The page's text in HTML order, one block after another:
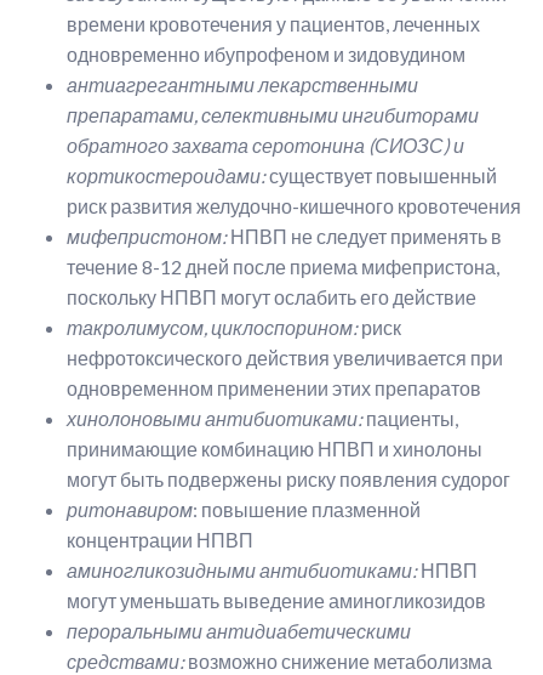
времени кровотечения у пациентов, леченных
одновременно ибупрофеном и зидовудином
антиагрегантными лекарственными
препаратами, селективными ингибиторами
обратного захвата серотонина (СИОЗС) и
кортикостероидами:существует повышенный
риск развития желудочно-кишечного кровотечения
мифепристоном:НПВП не следует применять в
течение 8-12 дней после приема мифепристона,
поскольку НПВП могут ослабить его действие
такролимусом, циклоспорином:риск
нефротоксического действия увеличивается при
одновременном применении этих препаратов
хинолоновыми антибиотиками:пациенты,
принимающие комбинацию НПВП и хинолоны
могут быть подвержены риску появления судорог
ритонавиром: повышение плазменной
концентрации НПВП
аминогликозидными антибиотиками:НПВП
могут уменьшать выведение аминогликозидов
пероральными антидиабетическими
средствами:возможно снижение метаболизма